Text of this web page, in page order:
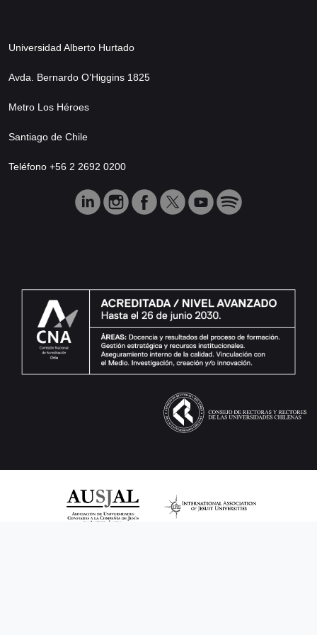
Universidad Alberto Hurtado
Avda. Bernardo O’Higgins 1825
Metro Los Héroes
Santiago de Chile
Teléfono +56 2 2692 0200